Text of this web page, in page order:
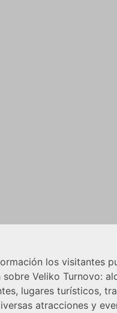
los visitantes
Veliko Turnovo:
lugares turísticos,
atracciones y